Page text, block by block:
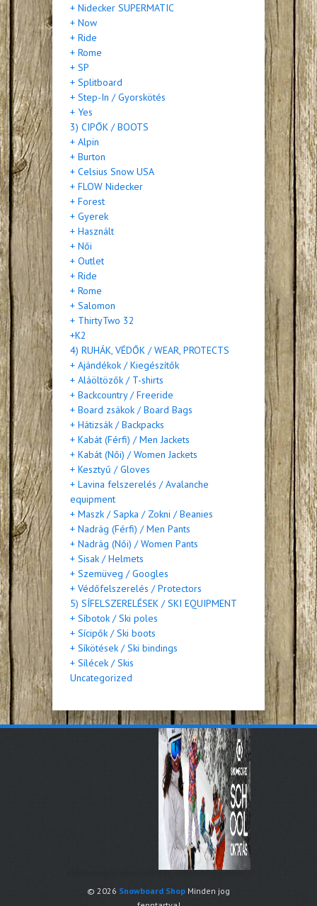
+ Nidecker SUPERMATIC
+ Now
+ Ride
+ Rome
+ SP
+ Splitboard
+ Step-In / Gyorskötés
+ Yes
3) CIPŐK / BOOTS
+ Alpin
+ Burton
+ Celsius Snow USA
+ FLOW Nidecker
+ Forest
+ Gyerek
+ Használt
+ Női
+ Outlet
+ Ride
+ Rome
+ Salomon
+ ThirtyTwo 32
+K2
4) RUHÁK, VÉDŐK / WEAR, PROTECTS
+ Ajándékok / Kiegészítők
+ Aláöltözők / T-shirts
+ Backcountry / Freeride
+ Board zsákok / Board Bags
+ Hátizsák / Backpacks
+ Kabát (Férfi) / Men Jackets
+ Kabát (Női) / Women Jackets
+ Kesztyű / Gloves
+ Lavina felszerelés / Avalanche
equipment
+ Maszk / Sapka / Zokni / Beanies
+ Nadrág (Férfi) / Men Pants
+ Nadrág (Női) / Women Pants
+ Sisak / Helmets
+ Szemüveg / Googles
+ Védőfelszerelés / Protectors
5) SÍFELSZERELÉSEK / SKI EQUIPMENT
+ Síbotok / Ski poles
+ Sícipők / Ski boots
+ Síkötések / Ski bindings
+ Sílécek / Skis
Uncategorized
© 2026 Snowboard Shop Minden jog